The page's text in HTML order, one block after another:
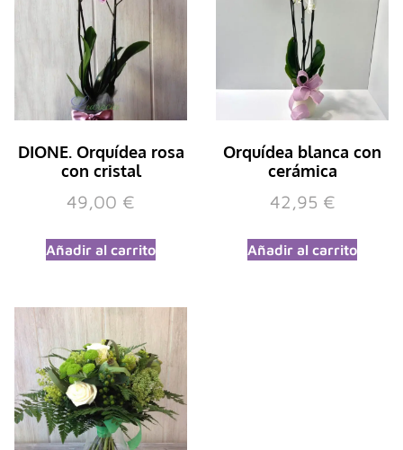
DIONE. Orquídea rosa
con cristal
49,00 €
Añadir al carrito
Orquídea blanca con
cerámica
42,95 €
Añadir al carrito